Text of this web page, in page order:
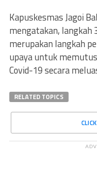
Kapuskesmas Jagoi
mengatakan, langkah
merupakan langkah
upaya untuk
Covid-19 secara
RELATED TOPICS